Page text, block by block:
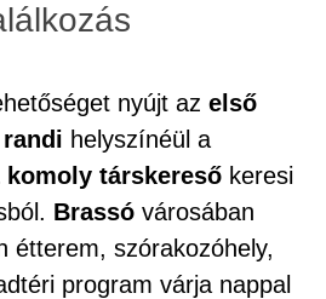
nyújt az első
helyszínéül a
komoly társkereső keresi
Brassó városában
étterem, szórakozóhely,
program várja nappal